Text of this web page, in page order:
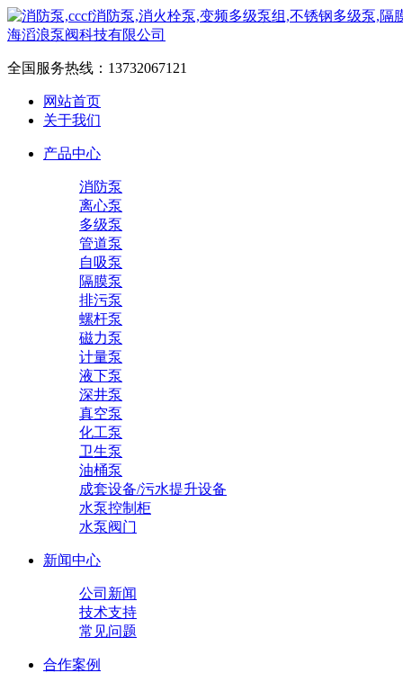
全国服务热线： 13732067121
网站首页
关于我们
产品中心
消防泵
离心泵
多级泵
管道泵
自吸泵
隔膜泵
排污泵
螺杆泵
磁力泵
计量泵
液下泵
深井泵
真空泵
化工泵
卫生泵
油桶泵
成套设备/污水提升设备
水泵控制柜
水泵阀门
新闻中心
公司新闻
技术支持
常见问题
合作案例